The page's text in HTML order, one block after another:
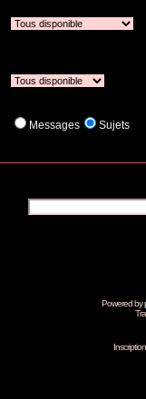
Messages Sujets
Powered by